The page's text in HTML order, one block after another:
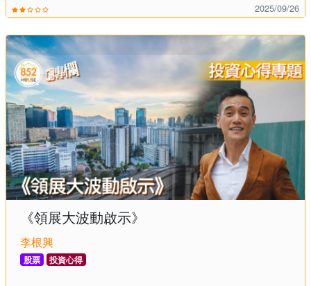
2025/09/26
《領展大波動啟示》
李根興
股票 投資心得